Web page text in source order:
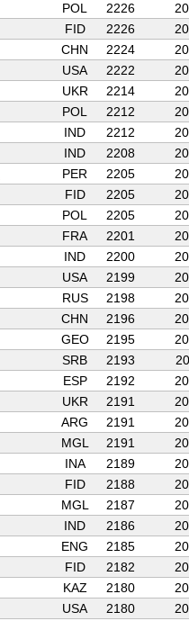
POL 2226
FID 2226
CHN 2224
USA 2222
UKR 2214
POL 2212
IND 2212
IND 2208
PER 2205
FID 2205
POL 2205
FRA 2201
IND 2200
USA 2199
RUS 2198
CHN 2196
GEO 2195
SRB 2193
ESP 2192
UKR 2191
ARG 2191
MGL 2191
INA 2189
FID 2188
MGL 2187
IND 2186
ENG 2185
FID 2182
KAZ 2180
USA 2180